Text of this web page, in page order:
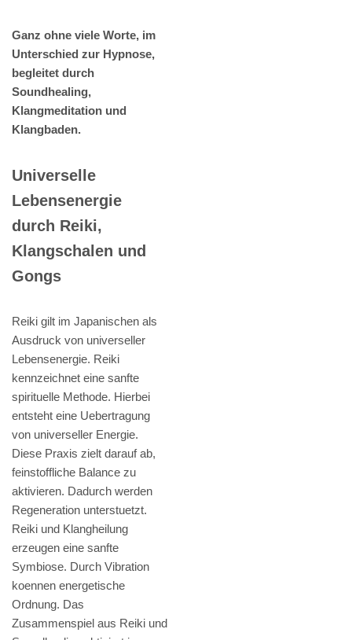
Ganz ohne viele Worte, im
Unterschied zur Hypnose,
begleitet durch
Soundhealing,
Klangmeditation und
Klangbaden.
Universelle
Lebensenergie
durch Reiki,
Klangschalen und
Gongs
Reiki gilt im Japanischen als
Ausdruck von universeller
Lebensenergie. Reiki
kennzeichnet eine sanfte
spirituelle Methode. Hierbei
entsteht eine Uebertragung
von universeller Energie.
Diese Praxis zielt darauf ab,
feinstoffliche Balance zu
aktivieren. Dadurch werden
Regeneration unterstuetzt.
Reiki und Klangheilung
erzeugen eine sanfte
Symbiose. Durch Vibration
koennen energetische
Ordnung. Das
Zusammenspiel aus Reiki und